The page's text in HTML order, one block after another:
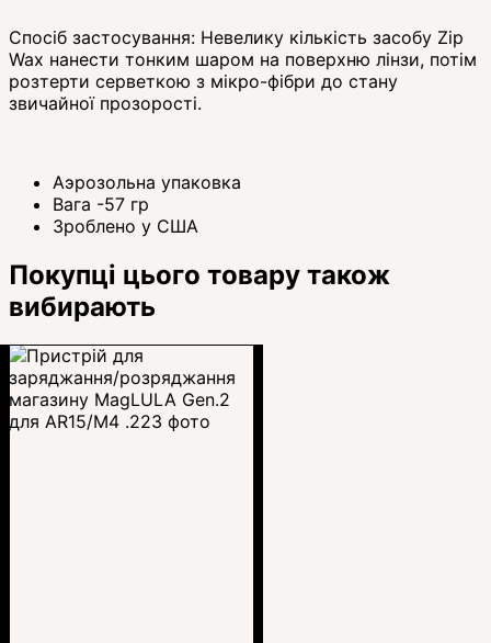
Спосіб застосування: Невелику кількість засобу Zip
Wax нанести тонким шаром на поверхню лінзи, потім
розтерти серветкою з мікро-фібри до стану
звичайної прозорості.
Аэрозольна упаковка
Вага -57 гр
Зроблено у США
Покупці цього товару також
вибирають